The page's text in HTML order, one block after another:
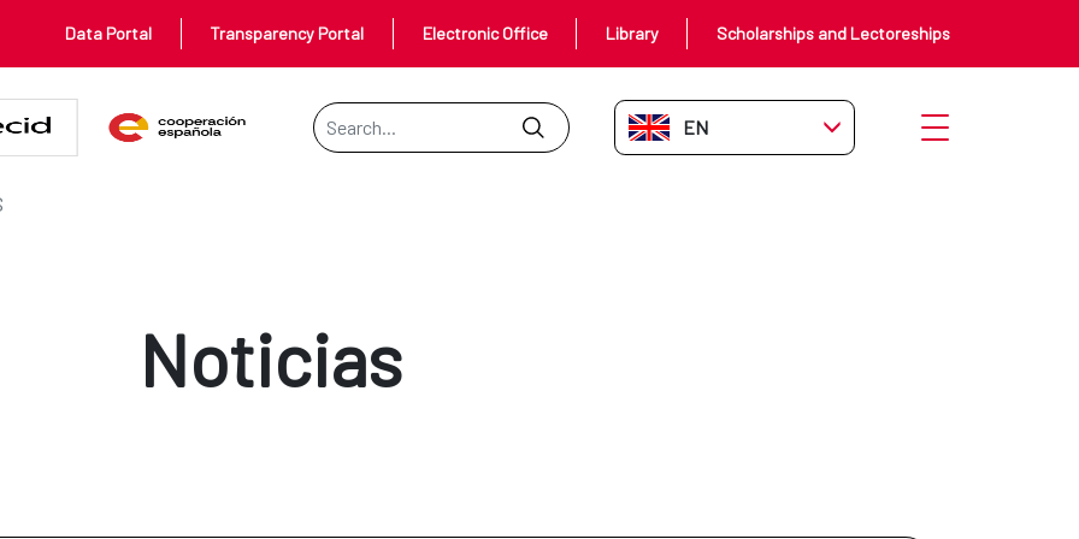
Data Portal Transparency Portal Electronic Office Library Scholarships and Lectoreships
Search Bar
EN-GB Open menu
Noticias